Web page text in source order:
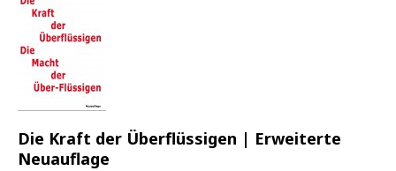
Die Kraft der Überflüssigen | Erweiterte
Neuauflage